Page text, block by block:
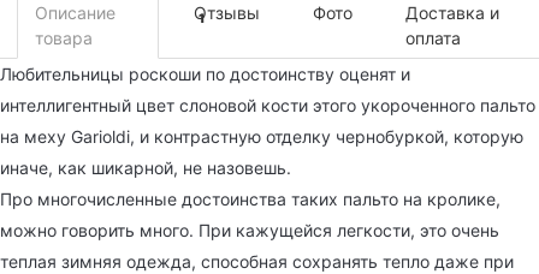
Описание
товара
Отзывы
1 Фото
Доставка и
оплата
Любительницы роскоши по достоинству оценят и
интеллигентный цвет слоновой кости этого укороченного пальто
на меху Garioldi, и контрастную отделку чернобуркой, которую
иначе, как шикарной, не назовешь.
Про многочисленные достоинства таких пальто на кролике,
можно говорить много. При кажущейся легкости, это очень
теплая зимняя одежда, способная сохранять тепло даже при